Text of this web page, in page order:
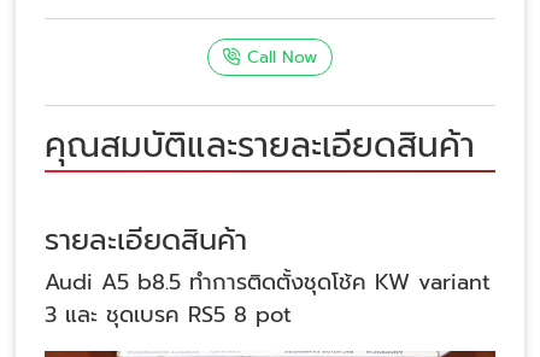
Call Now
คุณสมบัติและรายละเอียดสินค้า
รายละเอียดสินค้า
Audi A5 b8.5 ทำการติดตั้งชุดโช้ค KW variant
3 และ ชุดเบรค RS5 8 pot